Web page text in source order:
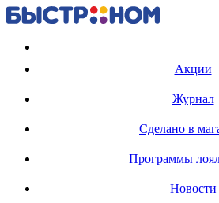
Акции
Журнал
Сделано в
Программы
Новости